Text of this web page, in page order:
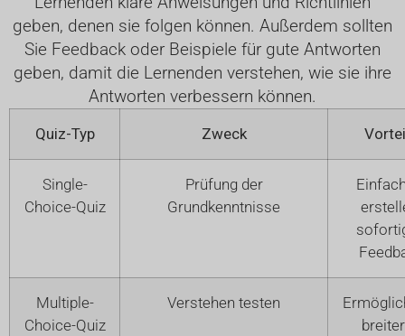
geben, denen sie folgen können. Außerdem sollten
Sie Feedback oder Beispiele für gute Antworten
geben, damit die Lernenden verstehen, wie sie ihre
Antworten verbessern können.
Quiz-Typ Zweck
Single-
Choice-Quiz
Prüfung der
Grundkenntnisse
Multiple-
Choice-Quiz
Verstehen testen